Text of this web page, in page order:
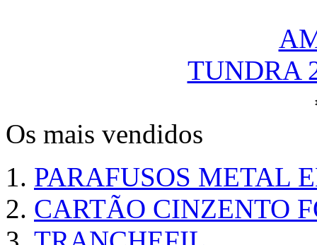
TUNDRA
Os mais vendidos
PARAFUSOS METAL
CARTÃO CINZENTO